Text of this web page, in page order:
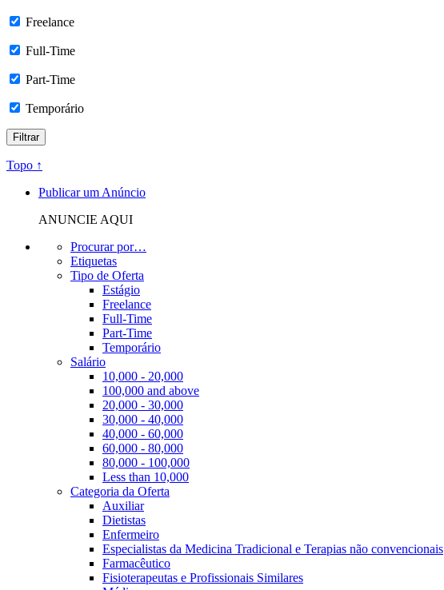
Freelance
Full-Time
Part-Time
Temporário
Topo ↑
Publicar um Anúncio
ANUNCIE AQUI
Procurar por…
Etiquetas
Tipo de Oferta
Estágio
Freelance
Full-Time
Part-Time
Temporário
Salário
10,000 - 20,000
100,000 and above
20,000 - 30,000
30,000 - 40,000
40,000 - 60,000
60,000 - 80,000
80,000 - 100,000
Less than 10,000
Categoria da Oferta
Auxiliar
Dietistas
Enfermeiro
Especialistas da Medicina Tradicional e Terapias não convencionais
Farmacêutico
Fisioterapeutas e Profissionais Similares